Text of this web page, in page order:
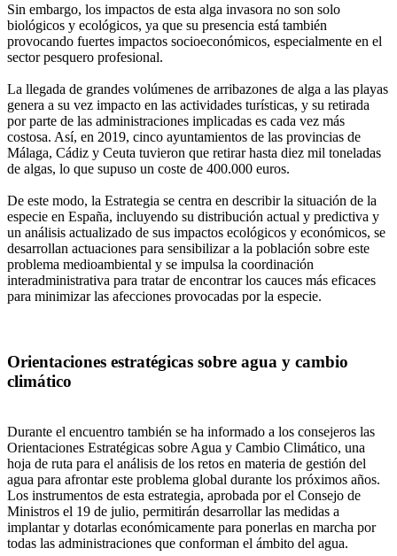
Sin embargo, los impactos de esta alga invasora no son solo
biológicos y ecológicos, ya que su presencia está también
provocando fuertes impactos socioeconómicos, especialmente en el
sector pesquero profesional.
La llegada de grandes volúmenes de arribazones de alga a las playas
genera a su vez impacto en las actividades turísticas, y su retirada
por parte de las administraciones implicadas es cada vez más
costosa. Así, en 2019, cinco ayuntamientos de las provincias de
Málaga, Cádiz y Ceuta tuvieron que retirar hasta diez mil toneladas
de algas, lo que supuso un coste de 400.000 euros.
De este modo, la Estrategia se centra en describir la situación de la
especie en España, incluyendo su distribución actual y predictiva y
un análisis actualizado de sus impactos ecológicos y económicos, se
desarrollan actuaciones para sensibilizar a la población sobre este
problema medioambiental y se impulsa la coordinación
interadministrativa para tratar de encontrar los cauces más eficaces
para minimizar las afecciones provocadas por la especie.
Orientaciones estratégicas sobre agua y cambio
climático
Durante el encuentro también se ha informado a los consejeros las
Orientaciones Estratégicas sobre Agua y Cambio Climático, una
hoja de ruta para el análisis de los retos en materia de gestión del
agua para afrontar este problema global durante los próximos años.
Los instrumentos de esta estrategia, aprobada por el Consejo de
Ministros el 19 de julio, permitirán desarrollar las medidas a
implantar y dotarlas económicamente para ponerlas en marcha por
todas las administraciones que conforman el ámbito del agua.